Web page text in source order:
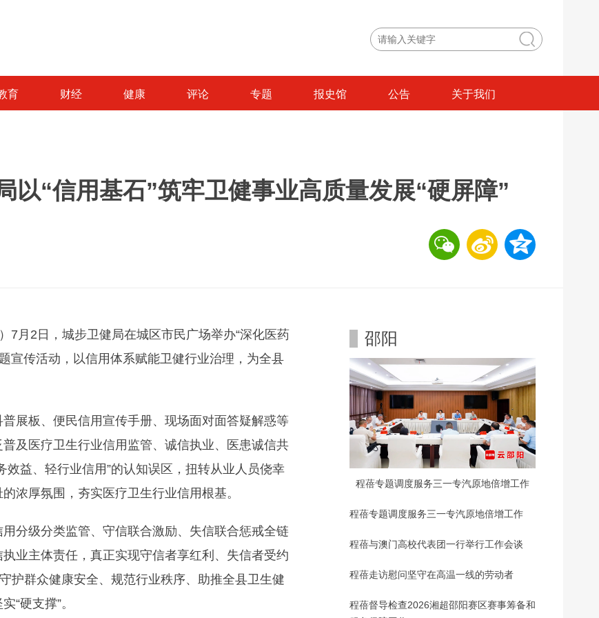
育 财经 健康 评论 专题 报史馆 公告 关于我们
以“信用基石”筑牢卫健事业高质量发展“硬屏障”
7月2日，城步卫健局在城区市民广场举办“深化医药
宣传活动，以信用体系赋能卫健行业治理，为全县
展板、便民信用宣传手册、现场面对面答疑解惑等
及医疗卫生行业信用监管、诚信执业、医患诚信共
益、轻行业信用”的认知误区，扭转从业人员侥幸
浓厚氛围，夯实医疗卫生行业信用根基。
分级分类监管、守信联合激励、失信联合惩戒全链
业主体责任，真正实现守信者享红利、失信者受约
护群众健康安全、规范行业秩序、助推全县卫生健
“硬支撑”。
邵阳
程蓓专题调度服务三一专汽原地倍增工作
程蓓专题调度服务三一专汽原地倍增工作
程蓓与澳门高校代表团一行举行工作会谈
程蓓走访慰问坚守在高温一线的劳动者
程蓓督导检查2026湘超邵阳赛区赛事筹备和